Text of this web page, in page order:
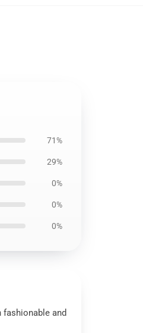
71%
29%
0%
0%
0%
and